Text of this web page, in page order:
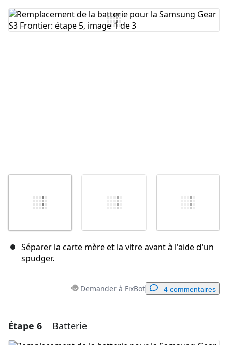
Ajouter un commentaire
Séparer la carte mère et la vitre avant à l'aide d'un
spudger.
Demander à FixBot 4 commentaires
Ajouter un commentaire
Étape 6 Batterie